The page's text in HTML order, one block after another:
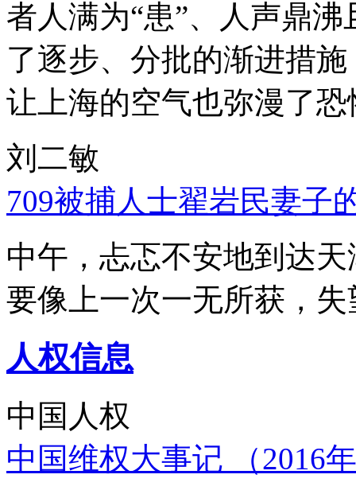
者人满为“患”、人声鼎
了逐步、分批的渐进措
让上海的空气也弥漫了
刘二敏
709被捕人士翟岩民妻子
中午，忐忑不安地到达
要像上一次一无所获，
人权信息
中国人权
中国维权大事记 （2016